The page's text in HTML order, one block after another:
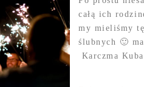
całą ich
my mieliśmy
ślubnych 🙂
Karczma